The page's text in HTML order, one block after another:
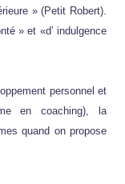
» (Petit Robert).
» et «d’ indulgence
personnel et
en coaching), la
quand on propose